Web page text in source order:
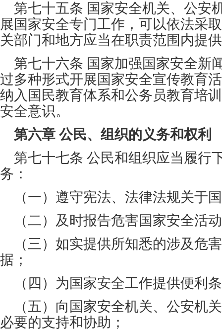
第七十五条 国家安全机关、公安
展国家安全专门工作，可以依法采
关部门和地方应当在职责范围内提
第七十六条 国家加强国家安全新
过多种形式开展国家安全宣传教育
纳入国民教育体系和公务员教育培
安全意识。
第六章 公民、组织的义务和权利
第七十七条 公民和组织应当履行
务：
（一）遵守宪法、法律法规关于
（二）及时报告危害国家安全活
（三）如实提供所知悉的涉及危
据；
（四）为国家安全工作提供便利
（五）向国家安全机关、公安机
必要的支持和协助；